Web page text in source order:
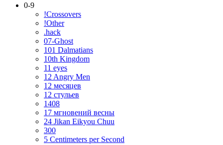
0-9
!Crossovers
!Other
.hack
07-Ghost
101 Dalmatians
10th Kingdom
11 eyes
12 Angry Men
12 месяцев
12 стульев
1408
17 мгновений весны
24 Jikan Eikyou Chuu
300
5 Centimeters per Second